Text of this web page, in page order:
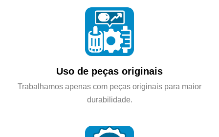
Uso de peças originais
Trabalhamos apenas com peças originais para maior
durabilidade.